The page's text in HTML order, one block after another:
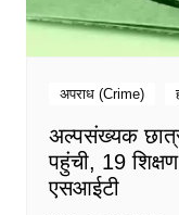
अपराध (Crime)
अल्पसंख्यक
पहुंची, 19
एसआईटी